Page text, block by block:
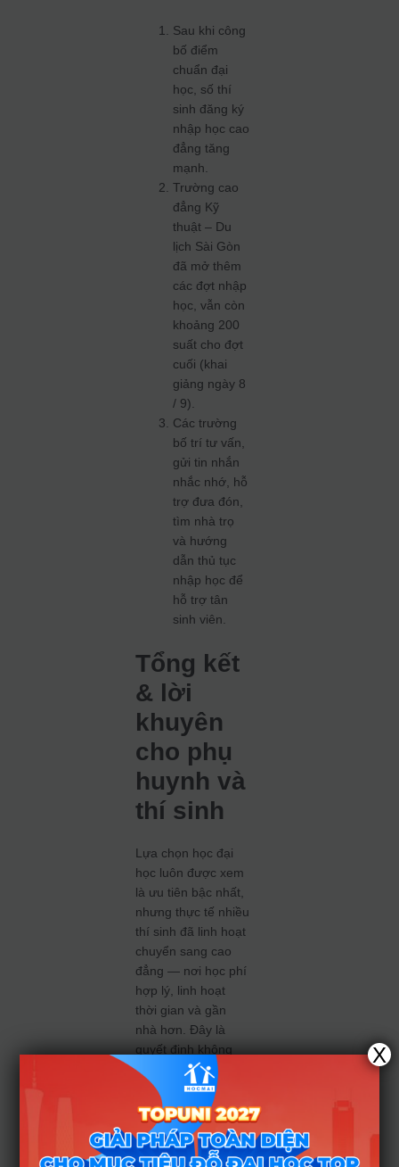
Sau khi công
bố điểm
chuẩn đại
học, số thí
sinh đăng ký
nhập học cao
đẳng tăng
mạnh.
Trường cao
đẳng Kỹ
thuật – Du
lịch Sài Gòn
đã mở thêm
các đợt nhập
học, vẫn còn
khoảng 200
suất cho đợt
cuối (khai
giảng ngày 8
/ 9).
Các trường
bố trí tư vấn,
gửi tin nhắn
nhắc nhớ, hỗ
trợ đưa đón,
tìm nhà trọ
và hướng
dẫn thủ tục
nhập học để
hỗ trợ tân
sinh viên.
Tổng kết
& lời
khuyên
cho phụ
huynh và
thí sinh
Lựa chọn học đại
học luôn được xem
là ưu tiên bậc nhất,
nhưng thực tế nhiều
thí sinh đã linh hoạt
chuyển sang cao
đẳng — nơi học phí
hợp lý, linh hoạt
thời gian và gần
nhà hơn. Đây là
quyết định không
kém phần chiến
lược và thực tế.
Lời khuyên cần
thiết:
X